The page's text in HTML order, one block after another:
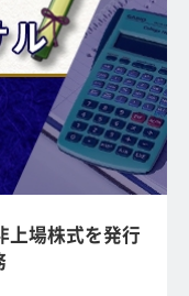
場株式を発行